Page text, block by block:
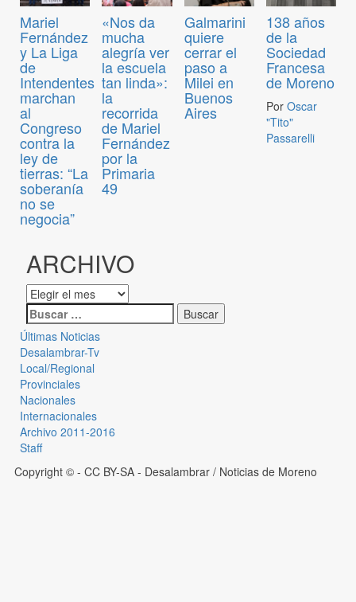
Mariel
Fernández
y La Liga
de
Intendentes
marchan
al
Congreso
contra la
ley de
tierras: “La
soberanía
no se
negocia”
«Nos da
mucha
alegría ver
la escuela
tan linda»:
la
recorrida
de Mariel
Fernández
por la
Primaria
49
Galmarini
quiere
cerrar el
paso a
Milei en
Buenos
Aires
138 años
de la
Sociedad
Francesa
de Moreno
Por Oscar
"Tito"
Passarelli
ARCHIVO
Últimas Noticias
Desalambrar-Tv
Local/Regional
Provinciales
Nacionales
Internacionales
Archivo 2011-2016
Staff
Copyright © - CC BY-SA - Desalambrar / Noticias de Moreno